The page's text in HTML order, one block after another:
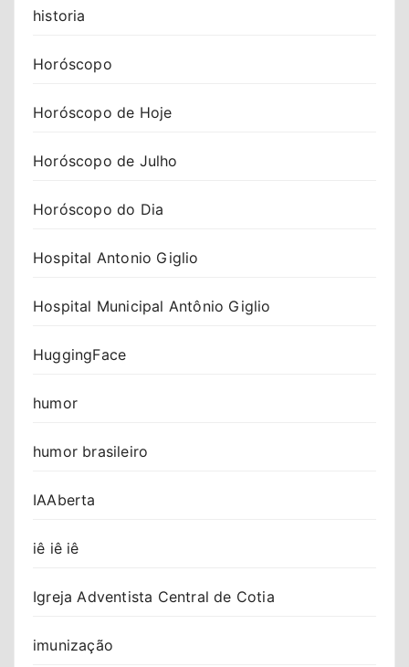
historia
Horóscopo
Horóscopo de Hoje
Horóscopo de Julho
Horóscopo do Dia
Hospital Antonio Giglio
Hospital Municipal Antônio Giglio
HuggingFace
humor
humor brasileiro
IAAberta
iê iê iê
Igreja Adventista Central de Cotia
imunização